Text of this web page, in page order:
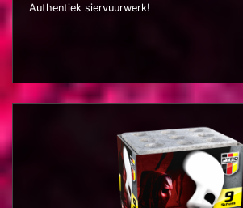
Authentiek siervuurwerk!